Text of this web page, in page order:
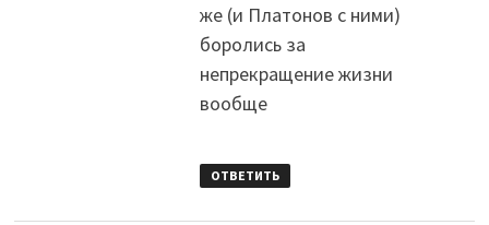
же (и Платонов с ними)
боролись за
непрекращение жизни
вообще
ОТВЕТИТЬ